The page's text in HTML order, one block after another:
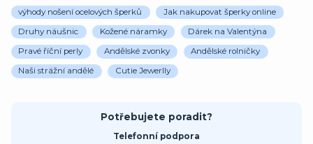
výhody nošení ocelových šperků Jak nakupovat šperky online
Druhy náušnic Kožené náramky Dárek na Valentýna
Pravé říční perly Andělské zvonky Andělské rolničky
Naši strážní andělé Cutie Jewerlly
Potřebujete poradit?
Telefonní podpora